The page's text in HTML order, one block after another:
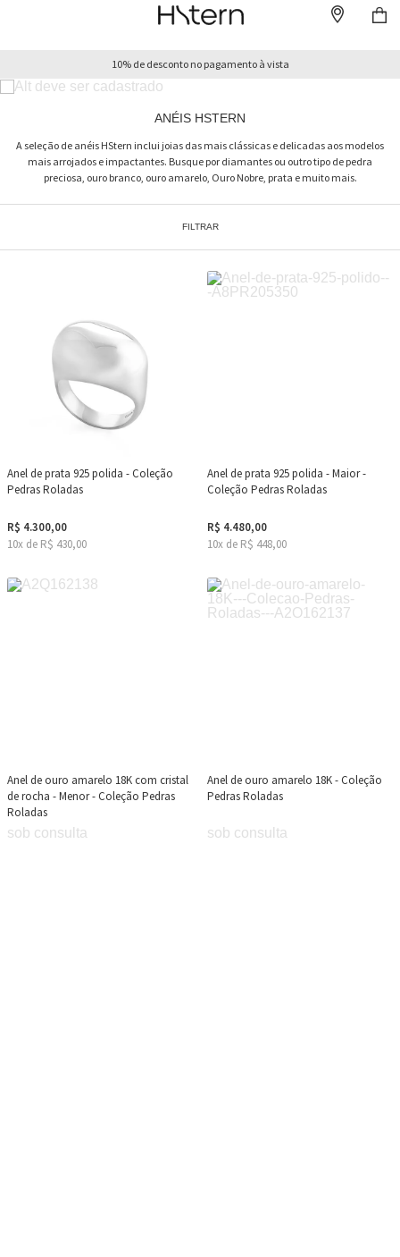
10% de desconto no pagamento à vista
ANÉIS HSTERN
A seleção de anéis HStern inclui joias das mais clássicas e delicadas aos modelos
mais arrojados e impactantes. Busque por diamantes ou outro tipo de pedra
preciosa, ouro branco, ouro amarelo, Ouro Nobre, prata e muito mais.
FILTRAR
Anel de prata 925 polida - Coleção
Pedras Roladas
R$ 4.300,00
10x de R$ 430,00
Anel de prata 925 polida - Maior -
Coleção Pedras Roladas
R$ 4.480,00
10x de R$ 448,00
Anel de ouro amarelo 18K com cristal
de rocha - Menor - Coleção Pedras
Roladas
sob consulta
Anel de ouro amarelo 18K - Coleção
Pedras Roladas
sob consulta